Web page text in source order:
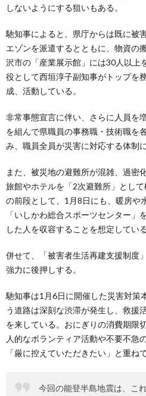
しないようにする狙いもある。
馳知事によると、県庁からは既に被
エゾンを派遣するとともに、物資の
沢市の「産業展示館」には30人以上
役として西垣淳子副知事がトップを
成、活動している。
非常事態宣言に伴い、さらに人員を
を組んで県職員の事務職・技術職を
み、職員全員が災害に対応する体制
また、被災地の避難所が混雑、過密
旅館やホテルを「2次避難所」とし
の前段として、1月8日にも、暖房や
「いしかわ総合スポーツセンター」
した人を収容することを想定している
併せて、「被害者生活再建支援制度
強力に後押しする。
馳知事は1月6日に開催した災害対策
う道路は深刻な渋滞が発生し、救援
を来している。おにぎりの消費期限
人的なボランティア活動や不要不急
「厳に控えていただきたい」と重ね
今回の能登半島地震は、こ